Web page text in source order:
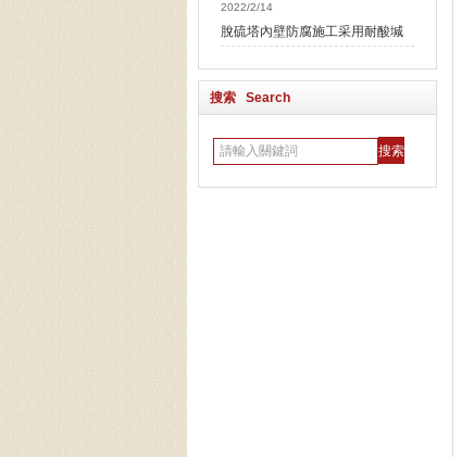
2022/2/14
脫硫塔內壁防腐施工采用耐酸堿
搜索 Search